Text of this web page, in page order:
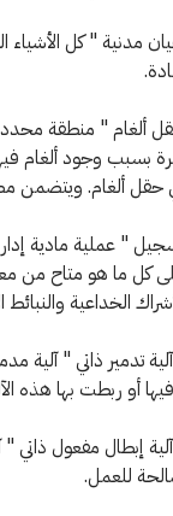
مدنية " كل
ألغام " منطقة
بسبب وجود ألغام
حقل ألغام. ويتضمن
" عملية مادية
كل ما هو متاح من
الخداعية والنبائط
تدمير ذاتي " آلية
أو ربطت بها هذه
إبطال مفعول ذاتي
للعمل.